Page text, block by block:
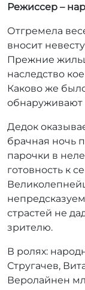
Режиссер –
Отгремела
вносит
Прежние
наследство
Каково же
обнаруживают
Дедок
брачная ночь
парочки в
готовность к
страстей не
зрителю.
В ролях:
Стругачев,
Веролайнен